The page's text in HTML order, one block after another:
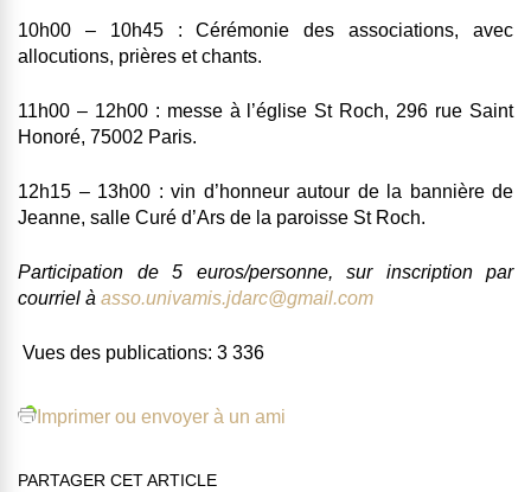
10h00 – 10h45 : Cérémonie des associations, avec
allocutions, prières et chants.
11h00 – 12h00 : messe à l’église St Roch, 296 rue Saint
Honoré, 75002 Paris.
12h15 – 13h00 : vin d’honneur autour de la bannière de
Jeanne, salle Curé d’Ars de la paroisse St Roch.
Participation de 5 euros/personne, sur inscription par
courriel à asso.univamis.jdarc@gmail.com
Vues des publications: 3 336
Imprimer ou envoyer à un ami
PARTAGER CET ARTICLE